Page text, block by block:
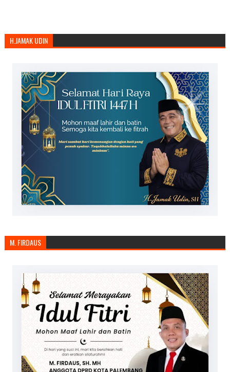
H.JAMAK UDIN
M. FIRDAUS